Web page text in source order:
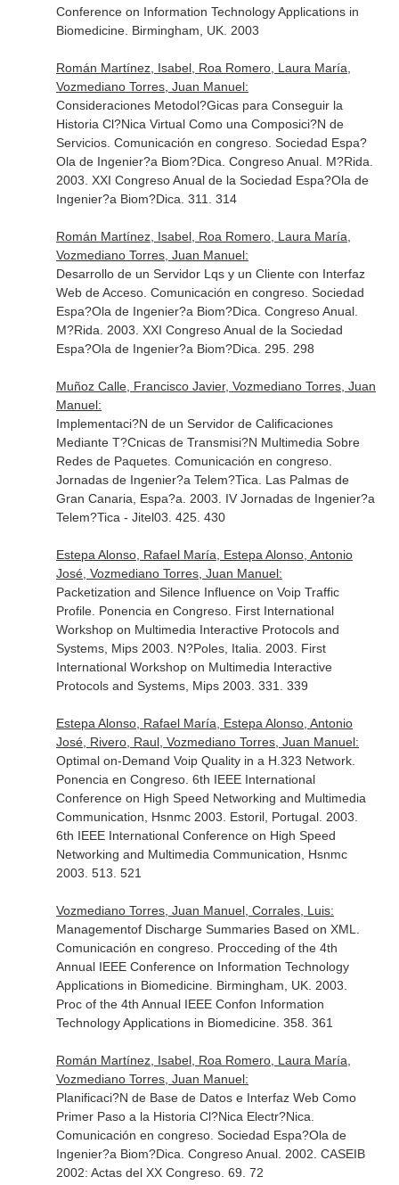
Conference on Information Technology Applications in
Biomedicine. Birmingham, UK. 2003
Román Martínez, Isabel, Roa Romero, Laura María,
Vozmediano Torres, Juan Manuel:
Consideraciones Metodol?Gicas para Conseguir la
Historia Cl?Nica Virtual Como una Composici?N de
Servicios. Comunicación en congreso. Sociedad Espa?
Ola de Ingenier?a Biom?Dica. Congreso Anual. M?Rida.
2003. XXI Congreso Anual de la Sociedad Espa?Ola de
Ingenier?a Biom?Dica. 311. 314
Román Martínez, Isabel, Roa Romero, Laura María,
Vozmediano Torres, Juan Manuel:
Desarrollo de un Servidor Lqs y un Cliente con Interfaz
Web de Acceso. Comunicación en congreso. Sociedad
Espa?Ola de Ingenier?a Biom?Dica. Congreso Anual.
M?Rida. 2003. XXI Congreso Anual de la Sociedad
Espa?Ola de Ingenier?a Biom?Dica. 295. 298
Muñoz Calle, Francisco Javier, Vozmediano Torres, Juan
Manuel:
Implementaci?N de un Servidor de Calificaciones
Mediante T?Cnicas de Transmisi?N Multimedia Sobre
Redes de Paquetes. Comunicación en congreso.
Jornadas de Ingenier?a Telem?Tica. Las Palmas de
Gran Canaria, Espa?a. 2003. IV Jornadas de Ingenier?a
Telem?Tica - Jitel03. 425. 430
Estepa Alonso, Rafael María, Estepa Alonso, Antonio
José, Vozmediano Torres, Juan Manuel:
Packetization and Silence Influence on Voip Traffic
Profile. Ponencia en Congreso. First International
Workshop on Multimedia Interactive Protocols and
Systems, Mips 2003. N?Poles, Italia. 2003. First
International Workshop on Multimedia Interactive
Protocols and Systems, Mips 2003. 331. 339
Estepa Alonso, Rafael María, Estepa Alonso, Antonio
José, Rivero, Raul, Vozmediano Torres, Juan Manuel:
Optimal on-Demand Voip Quality in a H.323 Network.
Ponencia en Congreso. 6th IEEE International
Conference on High Speed Networking and Multimedia
Communication, Hsnmc 2003. Estoril, Portugal. 2003.
6th IEEE International Conference on High Speed
Networking and Multimedia Communication, Hsnmc
2003. 513. 521
Vozmediano Torres, Juan Manuel, Corrales, Luis:
Managementof Discharge Summaries Based on XML.
Comunicación en congreso. Procceding of the 4th
Annual IEEE Conference on Information Technology
Applications in Biomedicine. Birmingham, UK. 2003.
Proc of the 4th Annual IEEE Confon Information
Technology Applications in Biomedicine. 358. 361
Román Martínez, Isabel, Roa Romero, Laura María,
Vozmediano Torres, Juan Manuel:
Planificaci?N de Base de Datos e Interfaz Web Como
Primer Paso a la Historia Cl?Nica Electr?Nica.
Comunicación en congreso. Sociedad Espa?Ola de
Ingenier?a Biom?Dica. Congreso Anual. 2002. CASEIB
2002: Actas del XX Congreso. 69. 72